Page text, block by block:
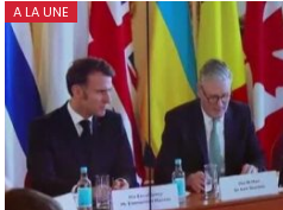
A LA UNE